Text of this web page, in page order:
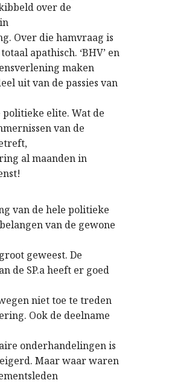
over de
Over die hamvraag is
apathisch. ‘BHV’ en
maken
uit van de passies van
elite. Wat de
van de
al maanden in
van de hele politieke
van de gewone
geweest. De
de SP.a heeft er goed
niet toe te treden
Ook de deelname
onderhandelingen is
Maar waar waren